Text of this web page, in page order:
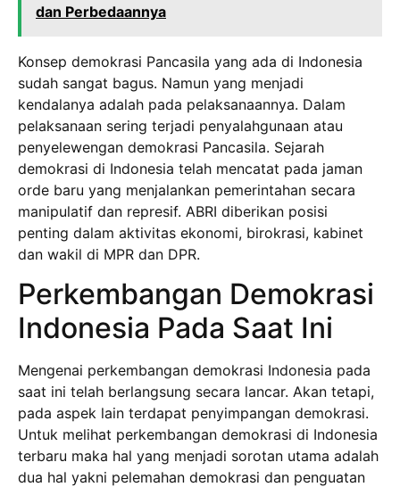
dan Perbedaannya
Konsep demokrasi Pancasila yang ada di Indonesia
sudah sangat bagus. Namun yang menjadi
kendalanya adalah pada pelaksanaannya. Dalam
pelaksanaan sering terjadi penyalahgunaan atau
penyelewengan demokrasi Pancasila. Sejarah
demokrasi di Indonesia telah mencatat pada jaman
orde baru yang menjalankan pemerintahan secara
manipulatif dan represif. ABRI diberikan posisi
penting dalam aktivitas ekonomi, birokrasi, kabinet
dan wakil di MPR dan DPR.
Perkembangan Demokrasi
Indonesia Pada Saat Ini
Mengenai perkembangan demokrasi Indonesia pada
saat ini telah berlangsung secara lancar. Akan tetapi,
pada aspek lain terdapat penyimpangan demokrasi.
Untuk melihat perkembangan demokrasi di Indonesia
terbaru maka hal yang menjadi sorotan utama adalah
dua hal yakni pelemahan demokrasi dan penguatan